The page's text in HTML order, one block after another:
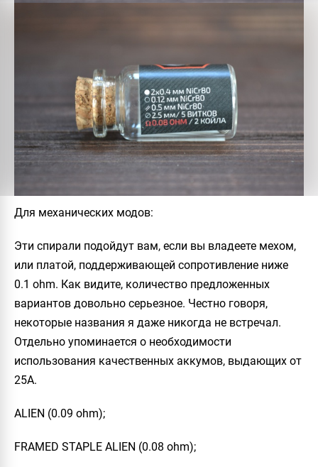
Для механических модов:
Эти спирали подойдут вам, если вы владеете мехом,
или платой, поддерживающей сопротивление ниже
0.1 ohm. Как видите, количество предложенных
вариантов довольно серьезное. Честно говоря,
некоторые названия я даже никогда не встречал.
Отдельно упоминается о необходимости
использования качественных аккумов, выдающих от
25А.
ALIEN (0.09 ohm);
FRAMED STAPLE ALIEN (0.08 ohm);